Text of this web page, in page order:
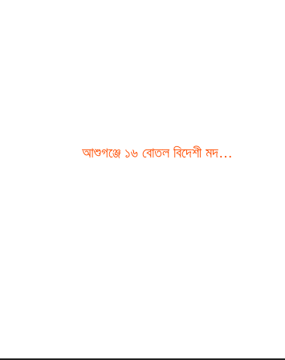
আশুগঞ্জে ১৬ বোতল বিদেশী মদ…